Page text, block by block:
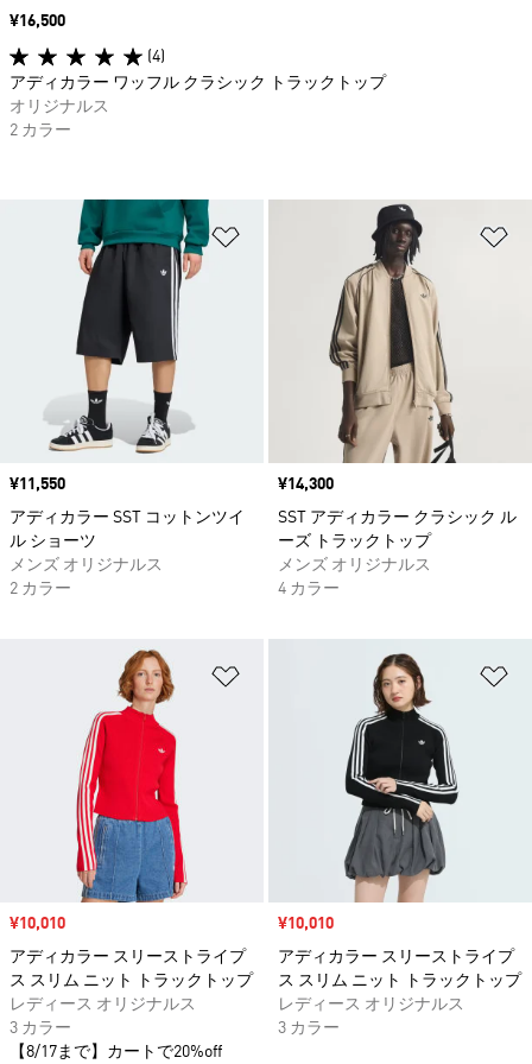
ほしいものリストに追加
価格
¥11,550
アディカラー SST コットンツイ
ル ショーツ
メンズ オリジナルス
2 カラー
価格
¥14,300
SST アディカラー クラシック ル
ーズ トラックトップ
メンズ オリジナルス
4 カラー
ほしいものリストに追加
セール価格
¥10,010
アディカラー スリーストライプ
ス スリム ニット トラックトップ
レディース オリジナルス
3 カラー
【8/17まで】カートで20%off
セール価格
¥10,010
アディカラー スリーストライプ
ス スリム ニット トラックトップ
レディース オリジナルス
3 カラー
価格
¥16,500
(4)
アディカラー ワッフル クラシック トラックトップ
オリジナルス
2 カラー